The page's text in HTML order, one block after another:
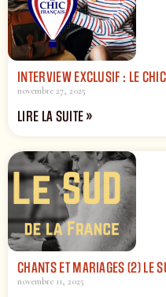
INTERVIEW EXCLUSIF : LE
novembre 27, 2025
LIRE LA SUITE »
CHANTS ET MARIAGES (2) LE
novembre 11, 2025